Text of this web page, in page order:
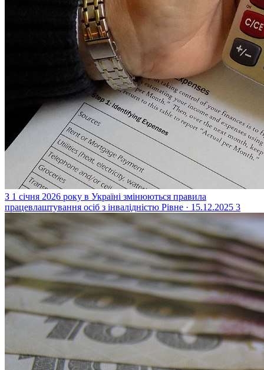
З 1 січня 2026 року в Україні змінюються правила
працевлаштування осіб з інвалідністю Рівне · 15.12.2025 3